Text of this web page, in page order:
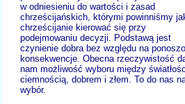
w odniesieniu do wartości i zasad
chrześcijańskich, którymi powinniśmy
chrześcijanie kierować się przy
podejmowaniu decyzji. Podstawą jest
czynienie dobra bez względu na
konsekwencje. Obecna rzeczywistość
nam możliwość wyboru między
ciemnością, dobrem i złem. To do nas
wybór.